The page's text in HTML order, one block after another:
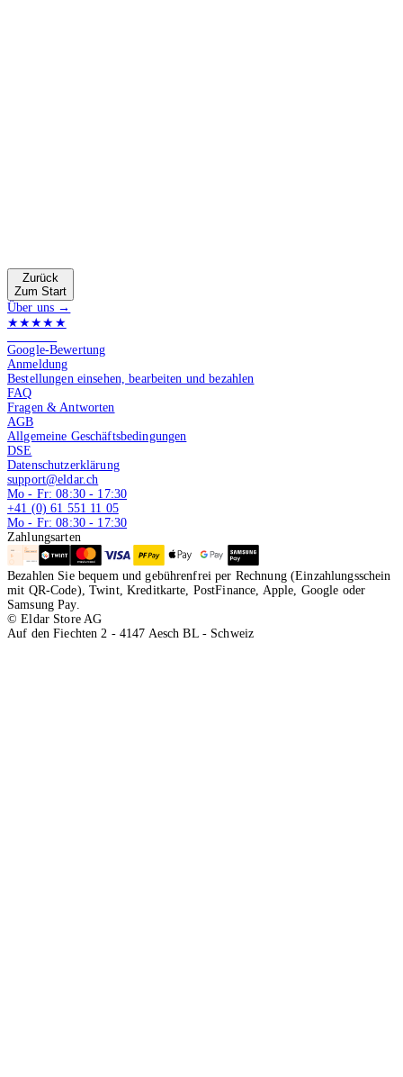
Zurück
Zum Start
Über uns →
★★★★★
Google-Bewertung
Anmeldung
Bestellungen einsehen, bearbeiten und bezahlen
FAQ
Fragen & Antworten
AGB
Allgemeine Geschäftsbedingungen
DSE
Datenschutzerklärung
support@eldar.ch
Mo - Fr: 08:30 - 17:30
+41 (0) 61 551 11 05
Mo - Fr: 08:30 - 17:30
Zahlungsarten
Bezahlen Sie bequem und gebührenfrei per Rechnung (Einzahlungsschein
mit QR-Code), Twint, Kreditkarte, PostFinance, Apple, Google oder
Samsung Pay.
© Eldar Store AG
Auf den Fiechten 2 - 4147 Aesch BL - Schweiz